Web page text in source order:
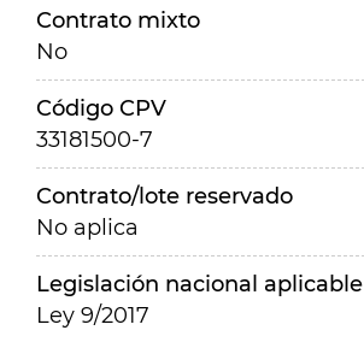
Contrato mixto
No
Código CPV
33181500-7
Contrato/lote reservado
No aplica
Legislación nacional aplicable
Ley 9/2017